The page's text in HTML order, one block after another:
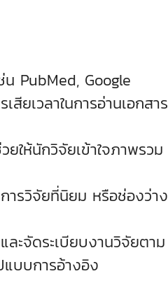
PubMed, Google
ยเวลาในการอ่านเอกสาร
ให้นักวิจัยเข้าใจภาพรวม
ารวิจัยที่นิยม หรือช่องว่าง
ะจัดระเบียบงานวิจัยตาม
บบการอ้างอิง